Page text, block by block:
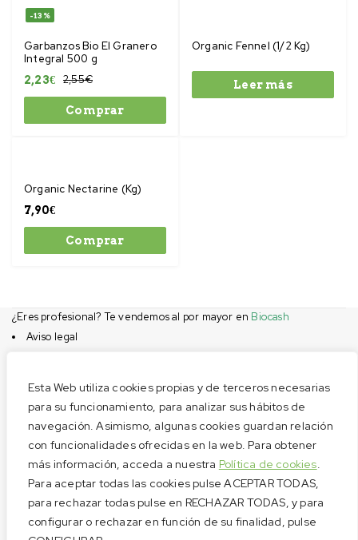
Esta Web utiliza cookies propias y de terceros necesarias
para su funcionamiento, para analizar sus hábitos de
navegación. Asimismo, algunas cookies guardan relación
con funcionalidades ofrecidas en la web. Para obtener
más información, acceda a nuestra Política de cookies.
Para aceptar todas las cookies pulse ACEPTAR TODAS,
para rechazar todas pulse en RECHAZAR TODAS, y para
configurar o rechazar en función de su finalidad, pulse
-13%
Garbanzos Bio El Granero
Integral 500 g
2,55€
2,23€
Comprar
Organic Fennel (1/2 Kg)
Leer más
Organic Nectarine (Kg)
7,90€
Comprar
¿Eres profesional? Te vendemos al por mayor en Biocash
Aviso legal
Privacidad
Cookies
Condiciones de compra
Privacidad
Cookies